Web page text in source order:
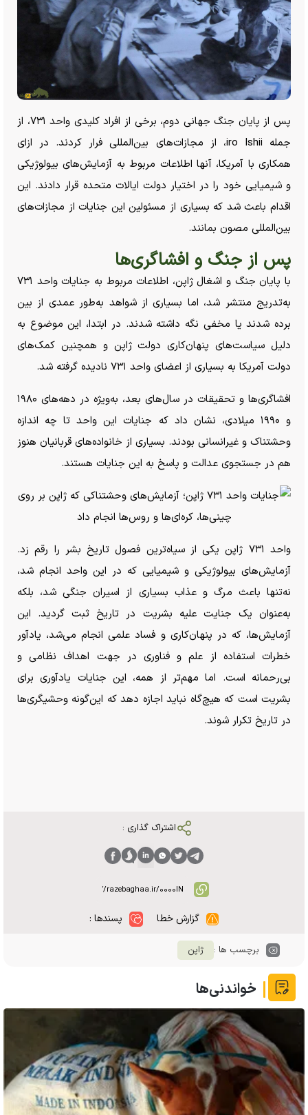
پس از پایان جنگ جهانی دوم، برخی از افراد کلیدی واحد ۷۳۱، از
جمله iro Ishii، از مجازات‌های بین‌المللی فرار کردند. در ازای
همکاری با آمریکا، آنها اطلاعات مربوط به آزمایش‌های بیولوژیکی
و شیمیایی خود را در اختیار دولت ایالات متحده قرار دادند. این
اقدام باعث شد که بسیاری از مسئولین این جنایات از مجازات‌های
بین‌المللی مصون بمانند.
پس از جنگ و افشاگری‌ها
با پایان جنگ و اشغال ژاپن، اطلاعات مربوط به جنایات واحد ۷۳۱
به‌تدریج منتشر شد، اما بسیاری از شواهد به‌طور عمدی از بین
برده شدند یا مخفی نگه داشته شدند. در ابتدا، این موضوع به
دلیل سیاست‌های پنهان‌کاری دولت ژاپن و همچنین کمک‌های
دولت آمریکا به بسیاری از اعضای واحد ۷۳۱ نادیده گرفته شد.
افشاگری‌ها و تحقیقات در سال‌های بعد، به‌ویژه در دهه‌های ۱۹۸۰
و ۱۹۹۰ میلادی، نشان داد که جنایات این واحد تا چه اندازه
وحشتناک و غیرانسانی بودند. بسیاری از خانواده‌های قربانیان هنوز
هم در جستجوی عدالت و پاسخ به این جنایات هستند.
واحد ۷۳۱ ژاپن یکی از سیاه‌ترین فصول تاریخ بشر را رقم زد.
آزمایش‌های بیولوژیکی و شیمیایی که در این واحد انجام شد،
نه‌تنها باعث مرگ و عذاب بسیاری از اسیران جنگی شد، بلکه
به‌عنوان یک جنایت علیه بشریت در تاریخ ثبت گردید. این
آزمایش‌ها، که در پنهان‌کاری و فساد علمی انجام می‌شد، یادآور
خطرات استفاده از علم و فناوری در جهت اهداف نظامی و
بی‌رحمانه است. اما مهم‌تر از همه، این جنایات یادآوری برای
بشریت است که هیچ‌گاه نباید اجازه دهد که این‌گونه وحشیگری‌ها
در تاریخ تکرار شوند.
اشتراک گذاری :
گزارش خطا پسندها :
برچسب ها : ژاپن
خواندنی‌ها